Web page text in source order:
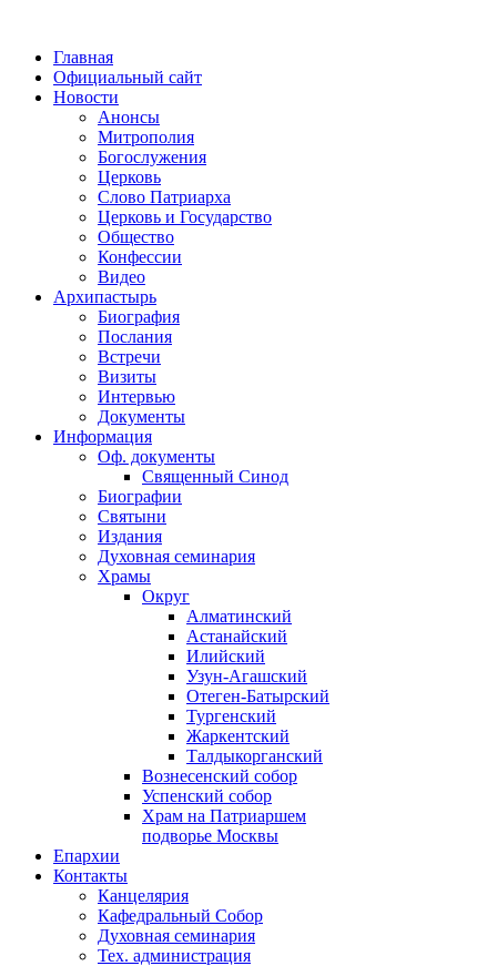
Главная
Официальный сайт
Новости
Анонсы
Митрополия
Богослужения
Церковь
Слово Патриарха
Церковь и Государство
Общество
Конфессии
Видео
Архипастырь
Биография
Послания
Встречи
Визиты
Интервью
Документы
Информация
Оф. документы
Священный Синод
Биографии
Святыни
Издания
Духовная семинария
Храмы
Округ
Алматинский
Астанайский
Илийский
Узун-Агашский
Отеген-Батырский
Тургенский
Жаркентский
Талдыкорганский
Вознесенский собор
Успенский собор
Храм на Патриаршем
подворье Москвы
Епархии
Контакты
Канцелярия
Кафедральный Собор
Духовная семинария
Тех. администрация